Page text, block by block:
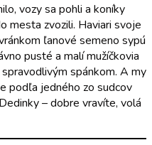
vozy sa pohli a koníky
mesta zvozili. Haviari svoje
ľanové semeno sypú
pusté a malí mužíčkovia
spánkom. A my
podľa jedného zo sudcov
– dobre vravíte, volá